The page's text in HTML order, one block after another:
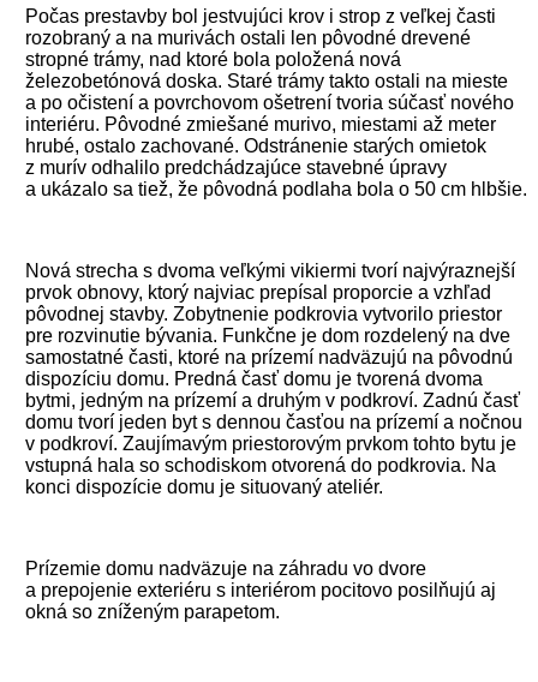
Počas prestavby bol jestvujúci krov i strop z veľkej časti
rozobraný a na murivách ostali len pôvodné drevené
stropné trámy, nad ktoré bola položená nová
železobetónová doska. Staré trámy takto ostali na mieste
a po očistení a povrchovom ošetrení tvoria súčasť nového
interiéru. Pôvodné zmiešané murivo, miestami až meter
hrubé, ostalo zachované. Odstránenie starých omietok
z murív odhalilo predchádzajúce stavebné úpravy
a ukázalo sa tiež, že pôvodná podlaha bola o 50 cm hlbšie.
Nová strecha s dvoma veľkými vikiermi tvorí najvýraznejší
prvok obnovy, ktorý najviac prepísal proporcie a vzhľad
pôvodnej stavby. Zobytnenie podkrovia vytvorilo priestor
pre rozvinutie bývania. Funkčne je dom rozdelený na dve
samostatné časti, ktoré na prízemí nadväzujú na pôvodnú
dispozíciu domu. Predná časť domu je tvorená dvoma
bytmi, jedným na prízemí a druhým v podkroví. Zadnú časť
domu tvorí jeden byt s dennou časťou na prízemí a nočnou
v podkroví. Zaujímavým priestorovým prvkom tohto bytu je
vstupná hala so schodiskom otvorená do podkrovia. Na
konci dispozície domu je situovaný ateliér.
Prízemie domu nadväzuje na záhradu vo dvore
a prepojenie exteriéru s interiérom pocitovo posilňujú aj
okná so zníženým parapetom.